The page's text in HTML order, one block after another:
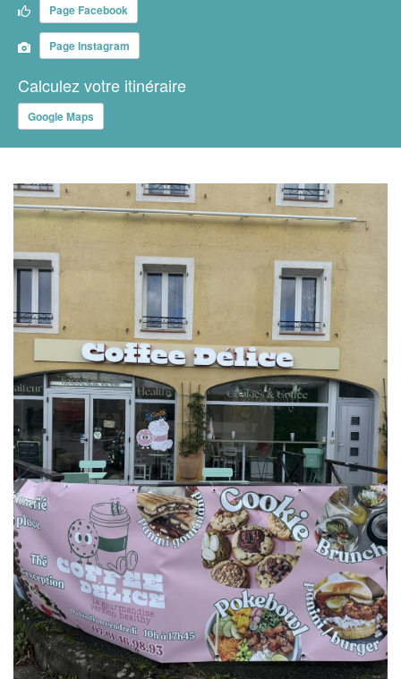
Page Facebook
Page Instagram
Calculez votre itinéraire
Google Maps